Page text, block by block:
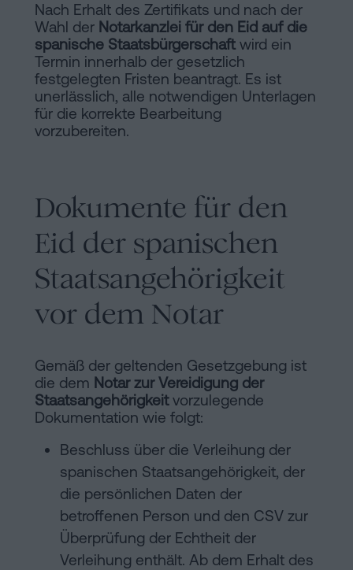
Nach Erhalt des Zertifikats und nach der
Wahl der Notarkanzlei für den Eid auf die
spanische Staatsbürgerschaft wird ein
Termin innerhalb der gesetzlich
festgelegten Fristen beantragt. Es ist
unerlässlich, alle notwendigen Unterlagen
für die korrekte Bearbeitung
vorzubereiten.
Dokumente für den
Eid der spanischen
Staatsangehörigkeit
vor dem Notar
Gemäß der geltenden Gesetzgebung ist
die dem Notar zur Vereidigung der
Staatsangehörigkeitvorzulegende
Dokumentation wie folgt:
Beschluss über die Verleihung der
spanischen Staatsangehörigkeit, der
die persönlichen Daten der
betroffenen Person und den CSV zur
Überprüfung der Echtheit der
Verleihung enthält. Ab dem Erhalt des